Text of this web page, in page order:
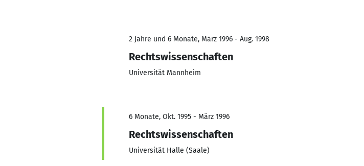
2 Jahre und 6 Monate, März 1996 - Aug. 1998
Rechtswissenschaften
Universität Mannheim
6 Monate, Okt. 1995 - März 1996
Rechtswissenschaften
Universität Halle (Saale)